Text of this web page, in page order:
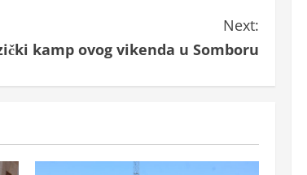
Next:
kamp ovog vikenda u Somboru